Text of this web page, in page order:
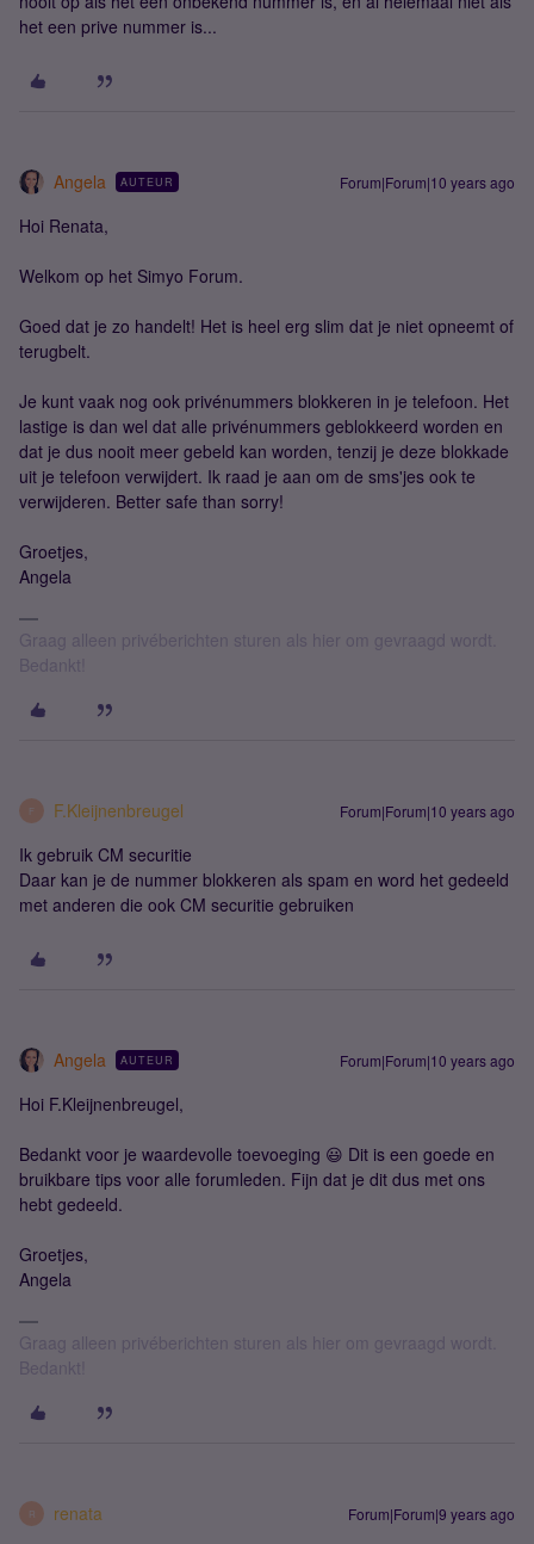
het een prive nummer is...
Angela AUTEUR Forum|Forum|10 years ago
Hoi Renata,
Welkom op het Simyo Forum.
Goed dat je zo handelt! Het is heel erg slim dat je niet opneemt of
terugbelt.
Je kunt vaak nog ook privénummers blokkeren in je telefoon. Het
lastige is dan wel dat alle privénummers geblokkeerd worden en
dat je dus nooit meer gebeld kan worden, tenzij je deze blokkade
uit je telefoon verwijdert. Ik raad je aan om de sms'jes ook te
verwijderen. Better safe than sorry!
Groetjes,
Angela
Graag alleen privéberichten sturen als hier om gevraagd wordt.
Bedankt!
F F.Kleijnenbreugel Forum|Forum|10 years ago
Ik gebruik CM securitie
Daar kan je de nummer blokkeren als spam en word het gedeeld
met anderen die ook CM securitie gebruiken
Angela AUTEUR Forum|Forum|10 years ago
Hoi F.Kleijnenbreugel,
Bedankt voor je waardevolle toevoeging 😃 Dit is een goede en
bruikbare tips voor alle forumleden. Fijn dat je dit dus met ons
hebt gedeeld.
Groetjes,
Angela
Graag alleen privéberichten sturen als hier om gevraagd wordt.
Bedankt!
R renata Forum|Forum|9 years ago